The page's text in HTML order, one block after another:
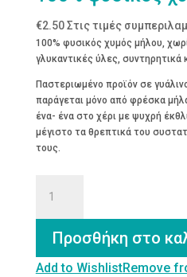
€2.50 Στις τιμές
100% φυσικός χυμός μήλου,
γλυκαντικές ύλες, συντηρητικά
Παστεριωμένο προϊόν σε
παράγεται μόνο από φρέσκα
ένα- ένα στο χέρι με ψυχρή
μέγιστο τα θρεπτικά του
τους.
φυσικός
μήλου
ποσότητα
Προσθήκη στο
Add to WishlistRemove